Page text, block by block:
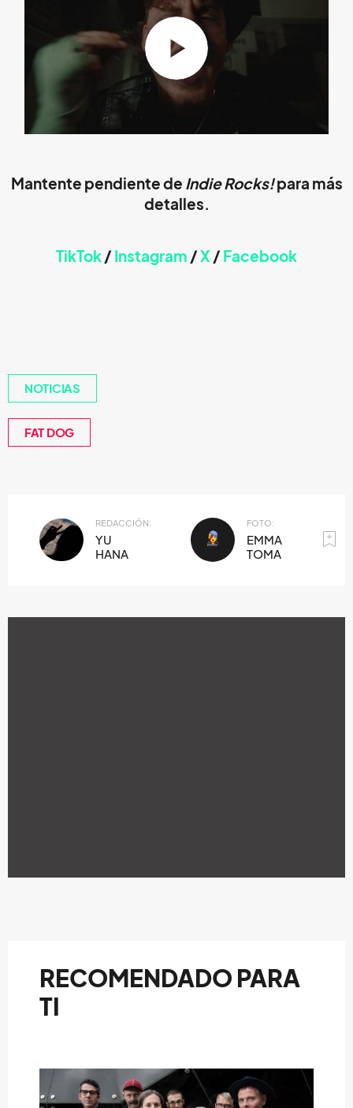
Mantente pendiente de Indie Rocks!para más
detalles.
TikTok/ Instagram /X / Facebook
NOTICIAS
FAT DOG
REDACCIÓN:
YU
HANA
FOTO:
EMMA
TOMA
RECOMENDADO PARA
TI